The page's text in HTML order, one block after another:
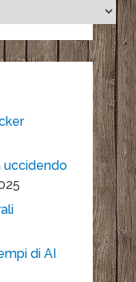
uccidendo
di AI